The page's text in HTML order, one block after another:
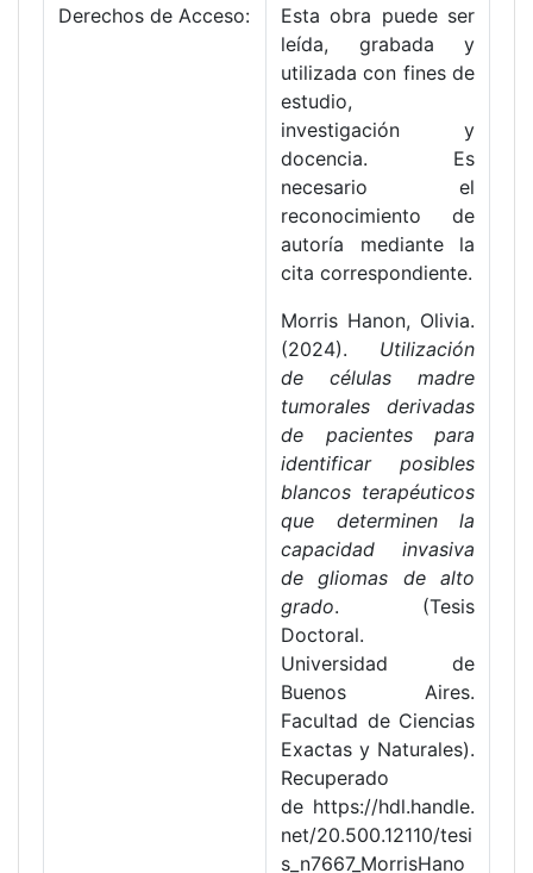
Derechos de Acceso:
Esta obra puede ser
leída, grabada y
utilizada con fines de
estudio,
investigación y
docencia. Es
necesario el
reconocimiento de
autoría mediante la
cita correspondiente.
Morris Hanon, Olivia.
(2024). Utilización
de células madre
tumorales derivadas
de pacientes para
identificar posibles
blancos terapéuticos
que determinen la
capacidad invasiva
de gliomas de alto
grado. (Tesis
Doctoral.
Universidad de
Buenos Aires.
Facultad de Ciencias
Exactas y Naturales).
Recuperado
de https://hdl.handle.
net/20.500.12110/tesi
s_n7667_MorrisHano